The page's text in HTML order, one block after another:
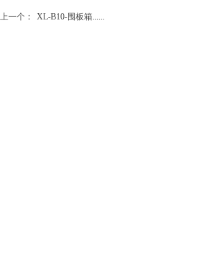
上一个：
XL-B10-围板箱......